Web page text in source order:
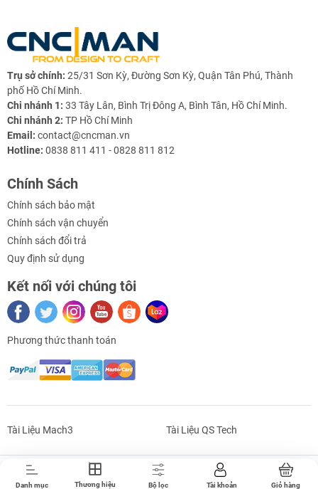
Trụ sở chính: 25/31 Sơn Kỳ, Đường Sơn Kỳ, Quận Tân Phú, Thành
phố Hồ Chí Minh.
Chi nhánh 1: 33 Tây Lân, Bình Trị Đông A, Bình Tân, Hồ Chí Minh.
Chi nhánh 2: TP Hồ Chí Minh
Email: contact@cncman.vn
Hotline: 0838 811 411 - 0828 811 812
Chính Sách
Chính sách bảo mật
Chính sách vận chuyển
Chính sách đổi trả
Quy định sử dụng
Kết nối với chúng tôi
Phương thức thanh toán
Tài Liệu Mach3 Tài Liệu QS Tech
Bản Quyền Thuộc Về CNC|MAN.
Danh mục Thương hiệu Bộ lọc Tài khoản Giỏ hàng